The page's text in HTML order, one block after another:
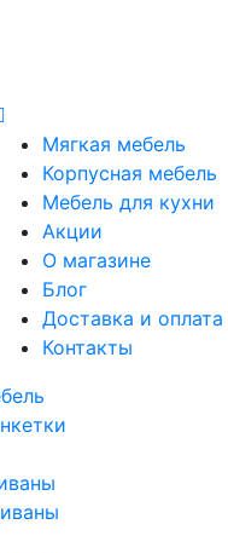
Мягкая мебель
Корпусная мебель
Мебель для кухни
Акции
О магазине
Блог
Доставка и оплата
Контакты